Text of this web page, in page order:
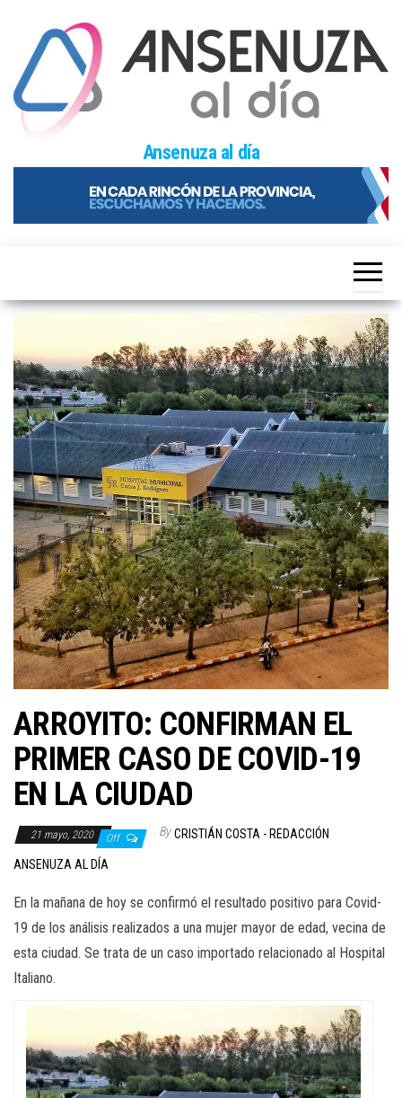
content
Ansenuza al día
ARROYITO: CONFIRMAN EL
PRIMER CASO DE COVID-19
EN LA CIUDAD
21 mayo, 2020 Off By CRISTIÁN COSTA - REDACCIÓN
ANSENUZA AL DÍA
En la mañana de hoy se confirmó el resultado positivo para Covid-
19 de los análisis realizados a una mujer mayor de edad, vecina de
esta ciudad. Se trata de un caso importado relacionado al Hospital
Italiano.